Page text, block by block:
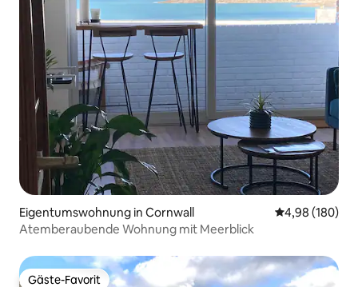
Eigentumswohnung in Cornwall
4,98 (180)
Atemberaubende Wohnung mit Meerblick
Gäste-Favorit